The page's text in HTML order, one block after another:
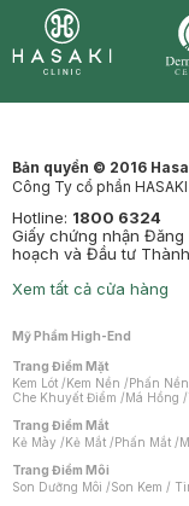
Bản quyền © 2016
Công Ty cổ phần
Hotline: 1800 6324
Giấy chứng nhận Đăng
hoạch và Đầu tư
Xem tất cả cửa hàng
Mỹ Phẩm High-End
Trang Điểm Mặt
Kem Lót /Kem Nền /Phấn Nền
Che Khuyết Điểm /Má Hồng /
Trang Điểm Mắt
Kẻ Mày /Kẻ Mắt /Phấn Mắt /
Trang Điểm Môi
Son Dưỡng Môi /Son Kem /